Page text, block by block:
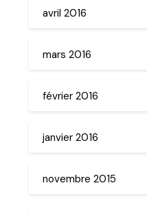
avril 2016
mars 2016
février 2016
janvier 2016
novembre 2015